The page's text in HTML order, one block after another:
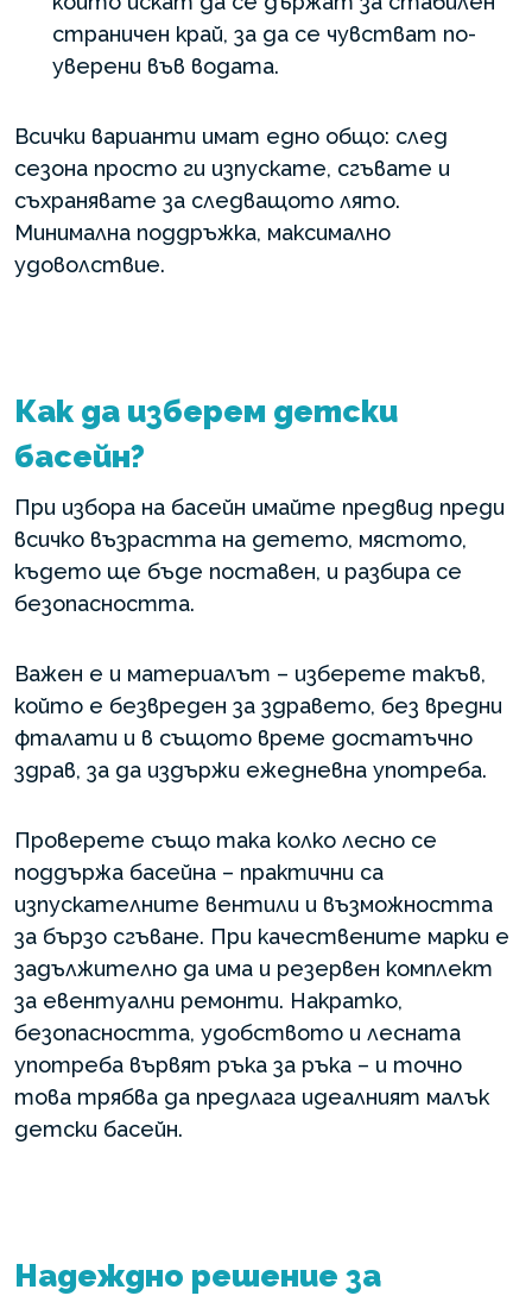
страничен край, за да се чувстват по-
уверени във водата.
Всички варианти имат едно общо: след
сезона просто ги изпускате, сгъвате и
съхранявате за следващото лято.
Минимална поддръжка, максимално
удоволствие.
Как да изберем детски
басейн?
При избора на басейн имайте предвид преди
всичко възрастта на детето, мястото,
където ще бъде поставен, и разбира се
безопасността.
Важен е и материалът – изберете такъв,
който е безвреден за здравето, без вредни
фталати и в същото време достатъчно
здрав, за да издържи ежедневна употреба.
Проверете също така колко лесно се
поддържа басейна – практични са
изпускателните вентили и възможността
за бързо сгъване. При качествените марки е
задължително да има и резервен комплект
за евентуални ремонти. Накратко,
безопасността, удобството и лесната
употреба вървят ръка за ръка – и точно
това трябва да предлага идеалният малък
детски басейн.
Надеждно решение за